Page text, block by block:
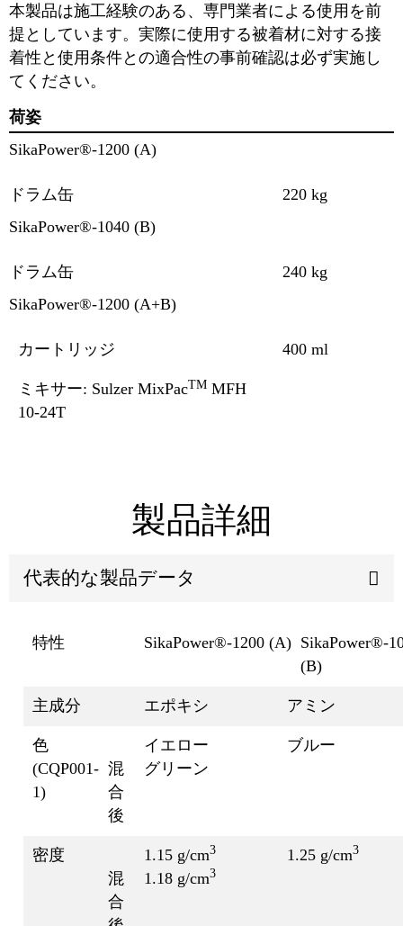
本製品は施⼯経験のある、専⾨業者による使⽤を前
提としています。実際に使⽤する被着材に対する接
着性と使⽤条件との適合性の事前確認は必ず実施し
てください。
荷姿
SikaPower®-1200 (A)
ドラム缶
220 kg
SikaPower®-1040 (B)
ドラム缶
240 kg
SikaPower®-1200 (A+B)
カートリッジ 400 ml
ミキサー: Sulzer MixPacTM MFH
10-24T
製品詳細
代表的な製品データ
特性 SikaPower®-1200 (A) SikaPower®-
(B)
主成分 エポキシ アミン
色
(CQP001-
1)
混
合
後
イエロー
ブルー
グリーン
密度
混
合
1.15 g/cm3 1.25 g/cm3
1.18 g/cm3